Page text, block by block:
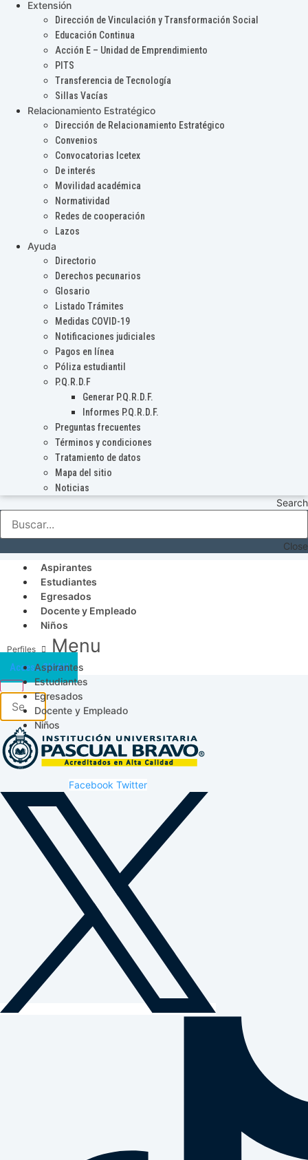
Extensión
Dirección de Vinculación y Transformación Social
Educación Continua
Acción E – Unidad de Emprendimiento
PITS
Transferencia de Tecnología
Sillas Vacías
Relacionamiento Estratégico
Dirección de Relacionamiento Estratégico
Convenios
Convocatorias Icetex
De interés
Movilidad académica
Normatividad
Redes de cooperación
Lazos
Ayuda
Directorio
Derechos pecunarios
Glosario
Listado Trámites
Medidas COVID-19
Notificaciones judiciales
Pagos en línea
Póliza estudiantil
P.Q.R.D.F
Generar P.Q.R.D.F.
Informes P.Q.R.D.F.
Preguntas frecuentes
Términos y condiciones
Tratamiento de datos
Mapa del sitio
Noticias
Search
Close
Aspirantes
Estudiantes
Egresados
Docente y Empleado
Niños
Menu
Aspirantes
Estudiantes
Egresados
Docente y Empleado
Niños
Acceso SICAU
Facebook Twitter